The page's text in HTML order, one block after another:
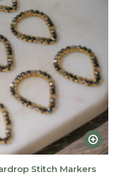
Stitch Markers